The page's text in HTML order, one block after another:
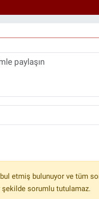
etmiş bulunuyor ve tüm
şekilde sorumlu tutulamaz.